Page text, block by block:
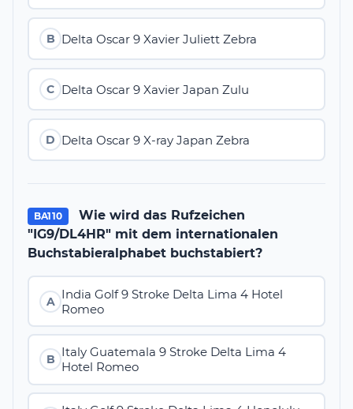
B Delta Oscar 9 Xavier Juliett Zebra
C Delta Oscar 9 Xavier Japan Zulu
D Delta Oscar 9 X-ray Japan Zebra
BA110
Wie wird das Rufzeichen
"IG9/DL4HR" mit dem internationalen
Buchstabieralphabet buchstabiert?
A India Golf 9 Stroke Delta Lima 4 Hotel
Romeo
B
Italy Guatemala 9 Stroke Delta Lima 4
Hotel Romeo